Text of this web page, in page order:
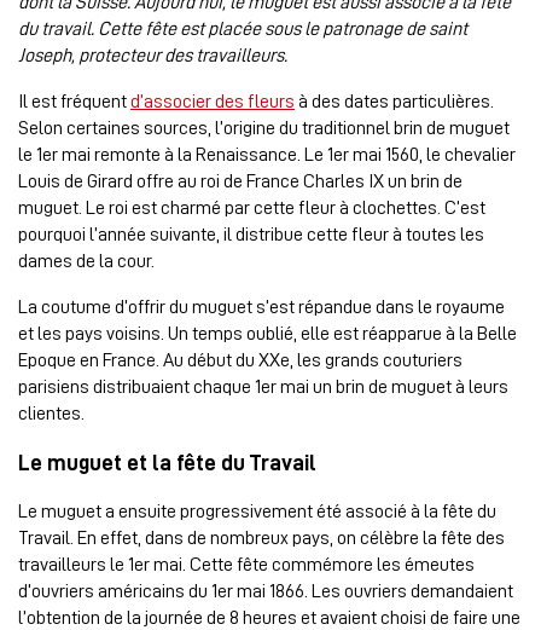
du travail. Cette fête est placée sous le patronage de saint
Joseph, protecteur des travailleurs.
Il est fréquentd’associer des fleurs à des dates particulières.
Selon certaines sources, l’origine du traditionnel brin de muguet
le 1er mai remonte à la Renaissance. Le 1er mai 1560, le chevalier
Louis de Girard offre au roi de France Charles IX un brin de
muguet. Le roi est charmé par cette fleur à clochettes. C’est
pourquoi l’année suivante, il distribue cette fleur à toutes les
dames de la cour.
La coutume d’offrir du muguet s’est répandue dans le royaume
et les pays voisins. Un temps oublié, elle est réapparue à la Belle
Epoque en France. Au début du XXe, les grands couturiers
parisiens distribuaient chaque 1er mai un brin de muguet à leurs
clientes.
Le muguet et la fête du Travail
Le muguet a ensuite progressivement été associé à la fête du
Travail. En effet, dans de nombreux pays, on célèbre la fête des
travailleurs le 1er mai. Cette fête commémore les émeutes
d’ouvriers américains du 1er mai 1866. Les ouvriers demandaient
l’obtention de la journée de 8 heures et avaient choisi de faire une